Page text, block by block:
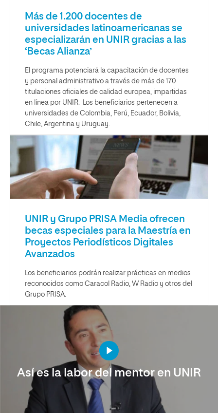
Más de 1.200 docentes de
universidades latinoamericanas se
especializarán en UNIR gracias a las
‘Becas Alianza’
El programa potenciará la capacitación de docentes
y personal administrativo a través de más de 170
titulaciones oficiales de calidad europea, impartidas
en línea por UNIR. Los beneficiarios pertenecen a
universidades de Colombia, Perú, Ecuador, Bolivia,
Chile, Argentina y Uruguay.
UNIR y Grupo PRISA Media ofrecen
becas especiales para la Maestría en
Proyectos Periodísticos Digitales
Avanzados
Los beneficiarios podrán realizar prácticas en medios
reconocidos como Caracol Radio, W Radio y otros del
Grupo PRISA.
Así es la labor del mentor en UNIR